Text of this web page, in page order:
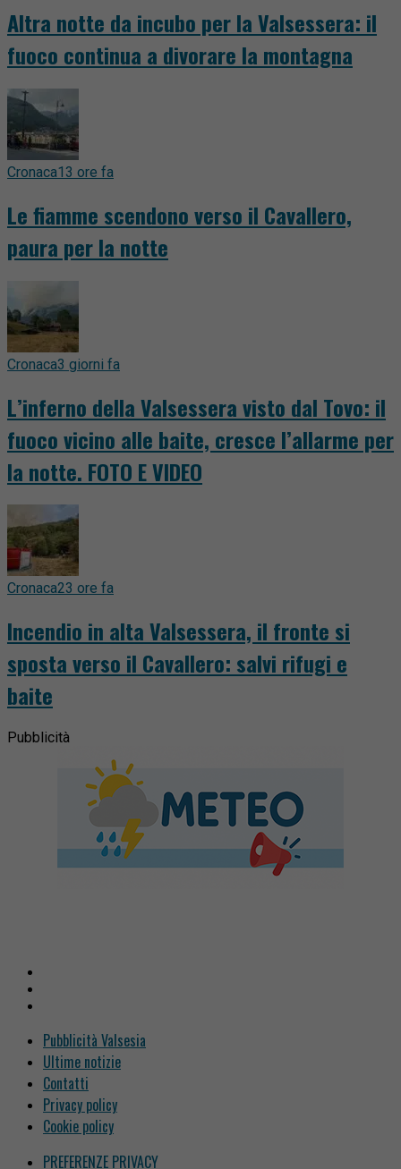
Altra notte da incubo per la Valsessera: il
fuoco continua a divorare la montagna
Cronaca13 ore fa
Le fiamme scendono verso il Cavallero,
paura per la notte
Cronaca3 giorni fa
L’inferno della Valsessera visto dal Tovo: il
fuoco vicino alle baite, cresce l’allarme per
la notte. FOTO E VIDEO
Cronaca23 ore fa
Incendio in alta Valsessera, il fronte si
sposta verso il Cavallero: salvi rifugi e
baite
Pubblicità
Pubblicità Valsesia
Ultime notizie
Contatti
Privacy policy
Cookie policy
PREFERENZE PRIVACY